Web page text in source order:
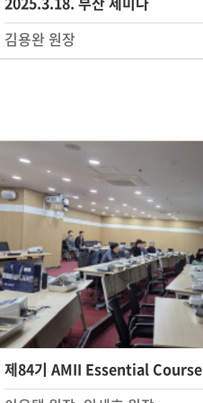
김용완 원장
제84기 AMII Essential Course